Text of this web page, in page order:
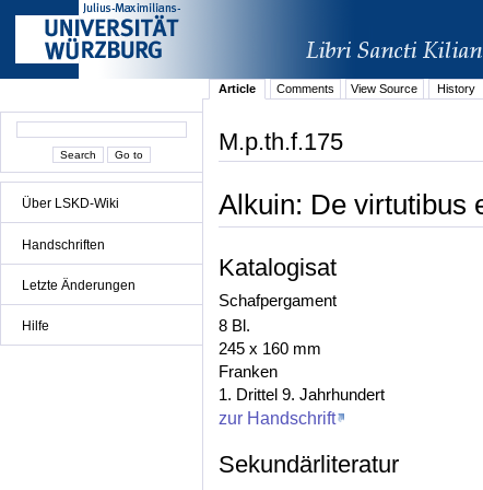
Über LSKD-Wiki
Handschriften
Letzte Änderungen
Hilfe
Article Comments View Source History
M.p.th.f.175
Alkuin: De virtutibus
Katalogisat
Schafpergament
8 Bl.
245 x 160 mm
Franken
1. Drittel 9. Jahrhundert
zur Handschrift
Sekundärliteratur